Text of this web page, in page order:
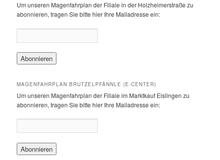
Um unseren Magenfahrplan der Filiale in der Holzheimerstraße zu
abonnieren, tragen Sie bitte hier Ihre Mailadresse ein:
MAGENFAHRPLAN BRUTZELPFÄNNLE (E-CENTER)
Um unseren Magenfahrplan der Filiale im Marktkauf Eislingen zu
abonnieren, tragen Sie bitte hier Ihre Mailadresse ein: